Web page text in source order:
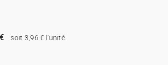
soit 3,96 € l'unité